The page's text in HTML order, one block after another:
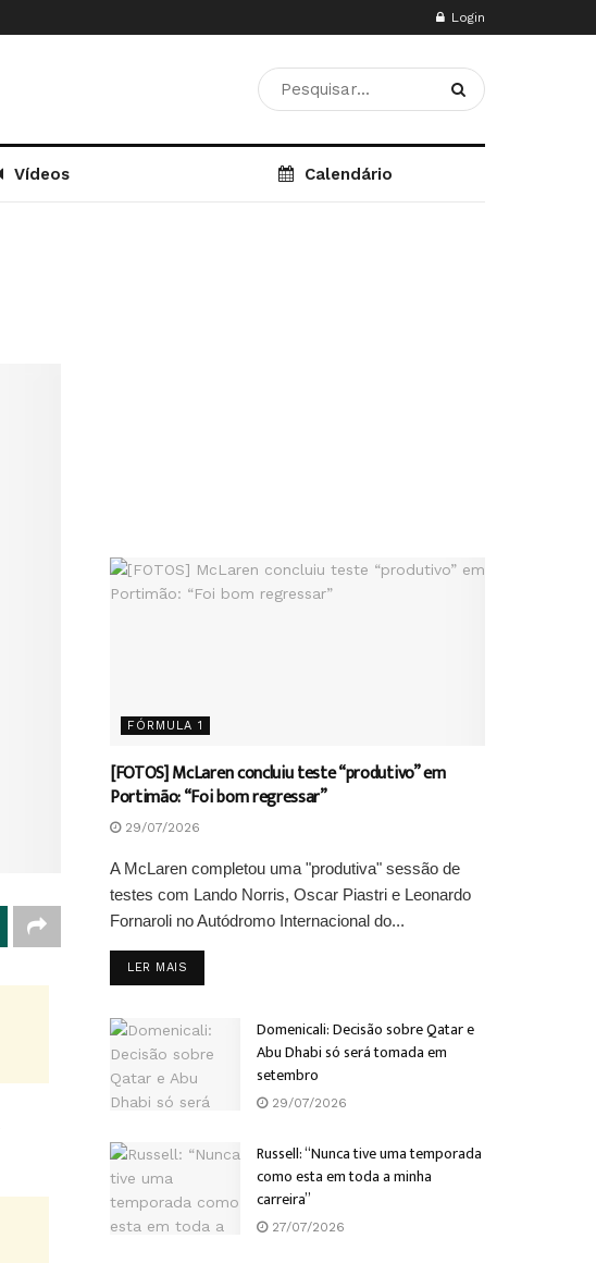
Login
Vídeos Calendário
FÓRMULA 1
[FOTOS] McLaren concluiu teste “produtivo” em
Portimão: “Foi bom regressar”
29/07/2026
A McLaren completou uma "produtiva" sessão de
testes com Lando Norris, Oscar Piastri e Leonardo
Fornaroli no Autódromo Internacional do...
LER MAIS
Domenicali: Decisão sobre Qatar e
Abu Dhabi só será tomada em
setembro
29/07/2026
Russell: “Nunca tive uma temporada
como esta em toda a minha
carreira”
27/07/2026